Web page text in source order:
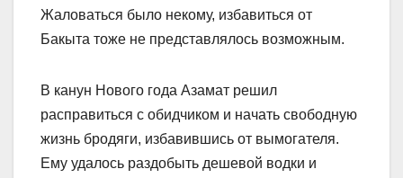
Жаловаться было некому, избавиться от
Бакыта тоже не представлялось возможным.
В канун Нового года Азамат решил
расправиться с обидчиком и начать свободную
жизнь бродяги, избавившись от вымогателя.
Ему удалось раздобыть дешевой водки и